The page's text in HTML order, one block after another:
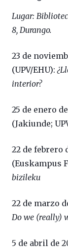
Lugar:
8, Durango.
23 de
(UPV/EHU):
interior?
25 de enero de
(Jakiunde;
22 de febrero
(Euskampus
bizileku
22 de marzo
Do we (really)
5 de abril de